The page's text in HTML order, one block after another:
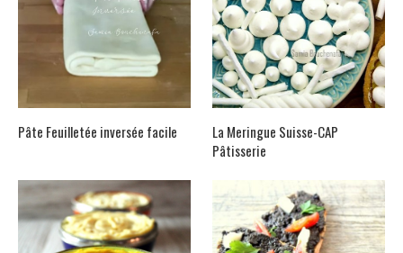
Pâte Feuilletée inversée facile
La Meringue Suisse-CAP
Pâtisserie